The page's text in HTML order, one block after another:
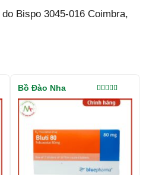
Bispo 3045-016 Coimbra,
Được xếp
hạng5.00
Bồ Đào Nha